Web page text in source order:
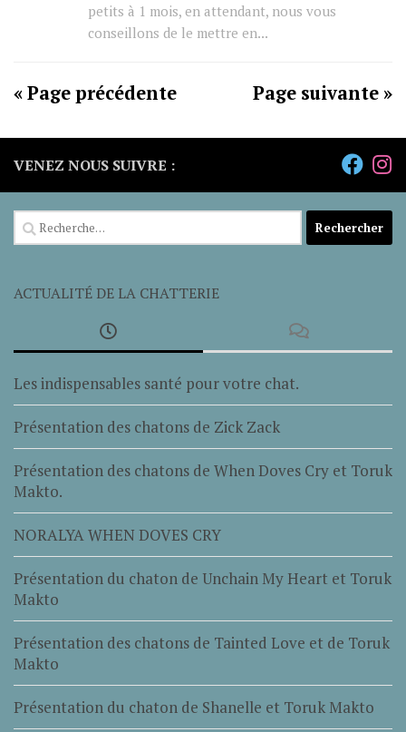
petits à 1 mois, en attendant, nous vous
conseillons de le mettre en...
« Page précédente Page suivante »
VENEZ NOUS SUIVRE :
Rechercher :
ACTUALITÉ DE LA CHATTERIE
Les indispensables santé pour votre chat.
Présentation des chatons de Zick Zack
Présentation des chatons de When Doves Cry et Toruk
Makto.
NORALYA WHEN DOVES CRY
Présentation du chaton de Unchain My Heart et Toruk
Makto
Présentation des chatons de Tainted Love et de Toruk
Makto
Présentation du chaton de Shanelle et Toruk Makto